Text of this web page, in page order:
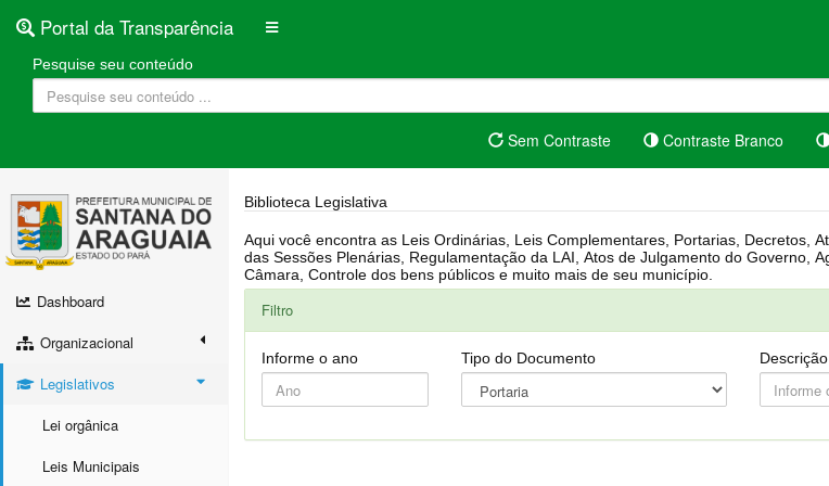
Portal da Transparência
Pesquise seu conteúdo
Sem Contraste Contraste Branco
Dashboard
Organizacional
Legislativos
Lei orgânica
Leis Municipais
Biblioteca Legislativa
Aqui você encontra as Leis Ordinárias, Leis Complementares, Portarias, Decretos, Atas, PPA, LDO, LOA, RREO, Resoluções, RGF, Lei Orgânica, Regimento Interno, Pauta
das Sessões Plenárias, Regulamentação da LAI, Atos de Julgamento do Governo, Agenda Externa do presidente, Relatório do Controle Interno, Projetos em tramitação na
Câmara, Controle dos bens públicos e muito mais de seu município.
Filtro
Informe o ano Tipo do Documento Descrição